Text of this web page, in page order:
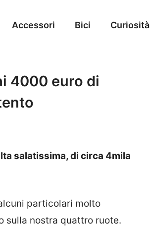
Accessori Bici Curiosità
4000 euro di
salatissima, di circa 4mila
particolari molto
sulla nostra quattro ruote.